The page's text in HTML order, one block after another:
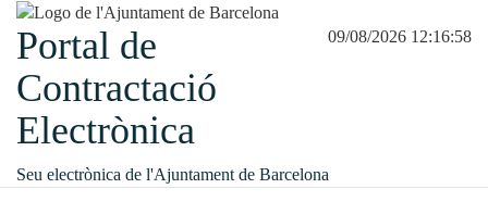
09/08/2026 12:16:58
Portal de
Contractació
Electrònica
Seu electrònica de l'Ajuntament de Barcelona